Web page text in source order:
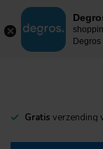
MENU
Gratis verzending